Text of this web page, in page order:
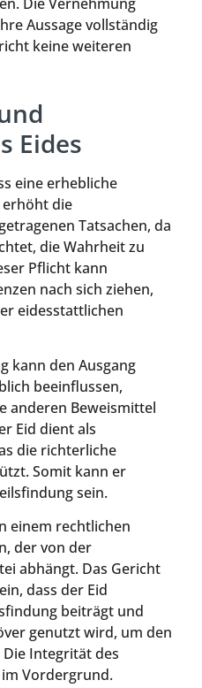
Aussage vollständig
keine weiteren
Eides
eine erhebliche
erhöht die
Tatsachen, da
die Wahrheit zu
Pflicht kann
nach sich ziehen,
eidesstattlichen
kann den Ausgang
beeinflussen,
anderen Beweismittel
Eid dient als
die richterliche
Somit kann er
sein.
einem rechtlichen
der von der
abhängt. Das Gericht
dass der Eid
beiträgt und
genutzt wird, um den
Integrität des
Vordergrund.